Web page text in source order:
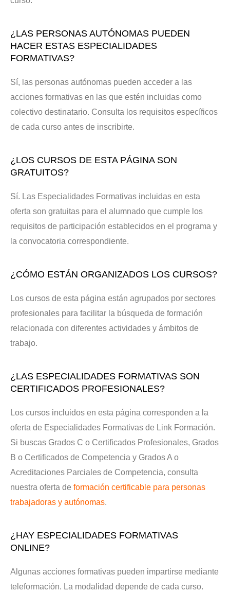
¿LAS PERSONAS AUTÓNOMAS PUEDEN
HACER ESTAS ESPECIALIDADES
FORMATIVAS?
Sí, las personas autónomas pueden acceder a las
acciones formativas en las que estén incluidas como
colectivo destinatario. Consulta los requisitos específicos
de cada curso antes de inscribirte.
¿LOS CURSOS DE ESTA PÁGINA SON
GRATUITOS?
Sí. Las Especialidades Formativas incluidas en esta
oferta son gratuitas para el alumnado que cumple los
requisitos de participación establecidos en el programa y
la convocatoria correspondiente.
¿CÓMO ESTÁN ORGANIZADOS LOS CURSOS?
Los cursos de esta página están agrupados por sectores
profesionales para facilitar la búsqueda de formación
relacionada con diferentes actividades y ámbitos de
trabajo.
¿LAS ESPECIALIDADES FORMATIVAS SON
CERTIFICADOS PROFESIONALES?
Los cursos incluidos en esta página corresponden a la
oferta de Especialidades Formativas de Link Formación.
Si buscas Grados C o Certificados Profesionales, Grados
B o Certificados de Competencia y Grados A o
Acreditaciones Parciales de Competencia, consulta
nuestra oferta de formación certificable para personas
trabajadoras y autónomas.
¿HAY ESPECIALIDADES FORMATIVAS
ONLINE?
Algunas acciones formativas pueden impartirse mediante
teleformación. La modalidad depende de cada curso.